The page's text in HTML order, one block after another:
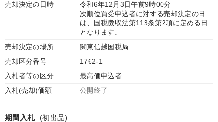
売却決定の日時
令和6年12月3日午前9時00分
次順位買受申込者に対する売却決定の日
は、国税徴収法第113条第2項に定める日
となります。
売却決定の場所
関東信越国税局
売却区分番号
1762-1
入札者等の区分
最高価申込者
入札(売却)価額
公開終了
期間入札 (初出品)